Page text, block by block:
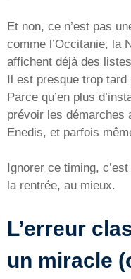
Et non, ce n’est pas
comme l’Occitanie, la
affichent déjà des listes
Il est presque trop
Parce qu’en plus
prévoir les démarches
Enedis, et parfois
Ignorer ce timing,
la rentrée, au mieux.
L’erreur
un miracle